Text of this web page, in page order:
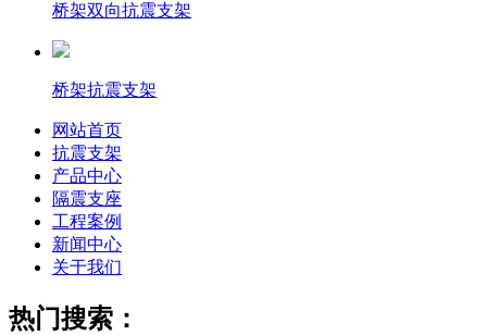
桥架双向抗震支架
桥架抗震支架
网站首页
抗震支架
产品中心
隔震支座
工程案例
新闻中心
关于我们
热门搜索：